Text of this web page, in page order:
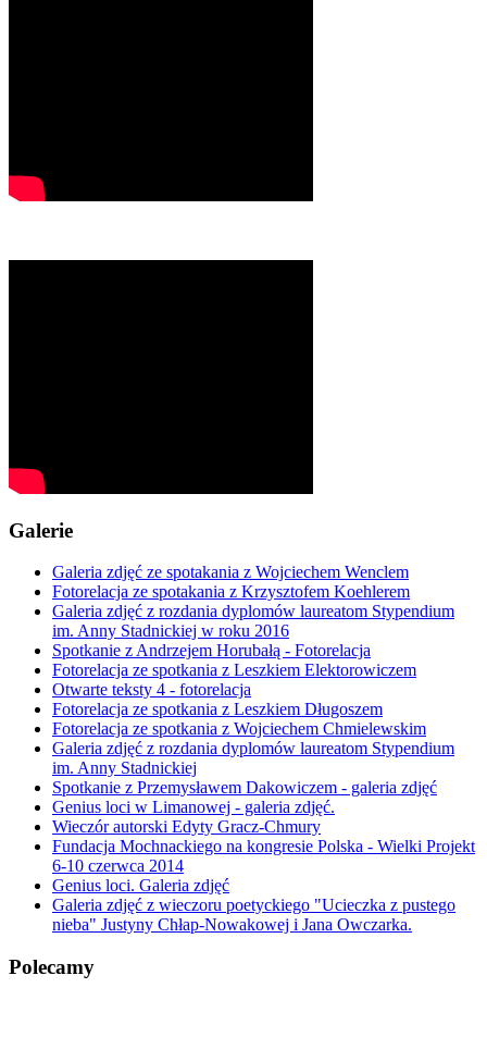
Galerie
Galeria zdjęć ze spotakania z Wojciechem Wenclem
Fotorelacja ze spotakania z Krzysztofem Koehlerem
Galeria zdjęć z rozdania dyplomów laureatom Stypendium
im. Anny Stadnickiej w roku 2016
Spotkanie z Andrzejem Horubałą - Fotorelacja
Fotorelacja ze spotkania z Leszkiem Elektorowiczem
Otwarte teksty 4 - fotorelacja
Fotorelacja ze spotkania z Leszkiem Długoszem
Fotorelacja ze spotkania z Wojciechem Chmielewskim
Galeria zdjęć z rozdania dyplomów laureatom Stypendium
im. Anny Stadnickiej
Spotkanie z Przemysławem Dakowiczem - galeria zdjęć
Genius loci w Limanowej - galeria zdjęć.
Wieczór autorski Edyty Gracz-Chmury
Fundacja Mochnackiego na kongresie Polska - Wielki Projekt
6-10 czerwca 2014
Genius loci. Galeria zdjęć
Galeria zdjęć z wieczoru poetyckiego "Ucieczka z pustego
nieba" Justyny Chłap-Nowakowej i Jana Owczarka.
Polecamy